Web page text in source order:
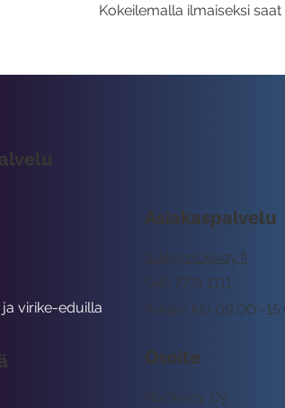
Kokeilemalla ilmaiseksi
Asiakaspalvelu
tuki@rockway.fi
Arkisin klo 09:00 -
045 7731 1111
Osoite
Rockway Oy
virike-eduilla